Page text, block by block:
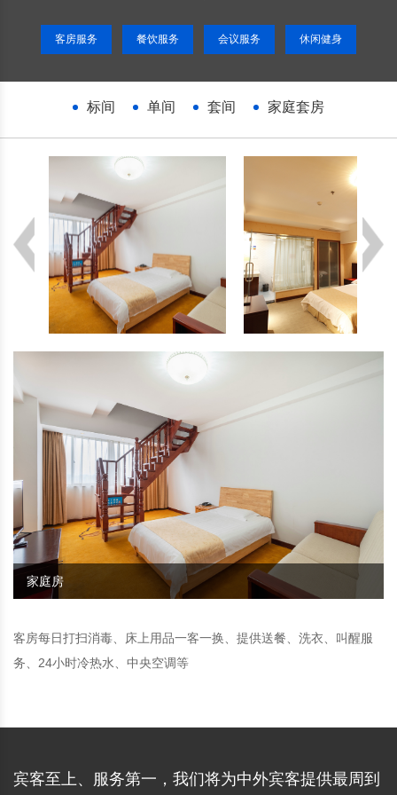
客房服务 餐饮服务 会议服务 休闲健身
标间 单间 套间 家庭套房
家庭房
客房每日打扫消毒、床上用品一客一换、提供送餐、洗衣、叫醒服
务、24小时冷热水、中央空调等
宾客至上、服务第一，我们将为中外宾客提供最周到